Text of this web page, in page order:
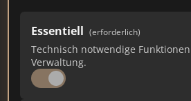
Essentiell (erforderlich)
Technisch notwendige
Verwaltung.
immospex.de
63